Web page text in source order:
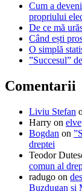
Cum a
propriului
De ce mă
Când ești
O simplă
”Succesul”
Comentarii
Liviu Stefan
Harry on
Bogdan on
dreptei
Teodor
comun al
radugo on
Buzdugan și